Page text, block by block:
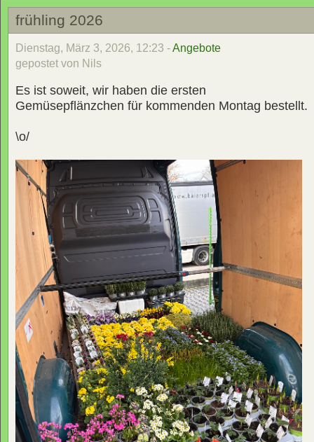
frühling 2026
Dienstag, März 3, 2026, 12:23 -Angebote
gepostet von Nils
Es ist soweit, wir haben die ersten
Gemüsepflänzchen für kommenden Montag bestellt.
\o/